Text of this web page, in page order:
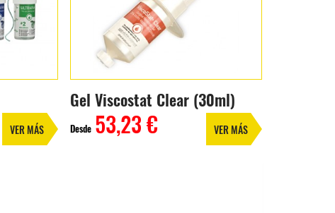
VER MÁS
Gel Viscostat Clear (30ml)
Desde 53,23 € VER MÁS